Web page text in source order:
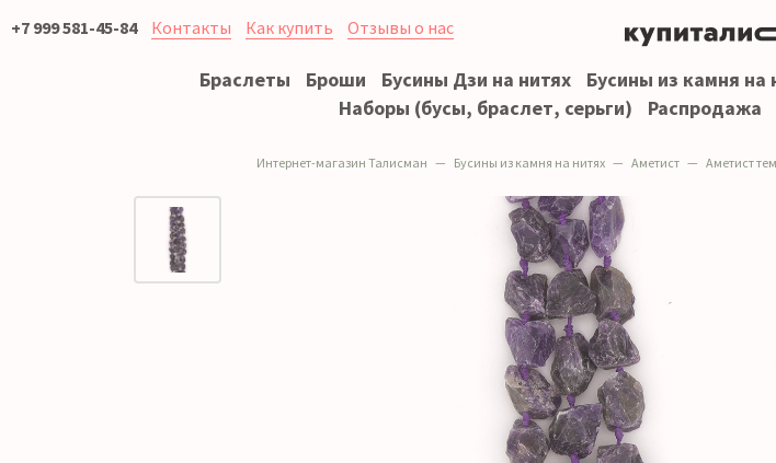
+7 999 581-45-84 Контакты Как купить Отзывы о нас
Браслеты Броши Бусины Дзи на нитях Бусины из камня на
Наборы (бусы, браслет, серьги)
Распродажа
Интернет-магазин Талисман Бусины из камня на нитях Аметист Аметист темный